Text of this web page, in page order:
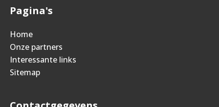
Pagina's
Home
Onze partners
Interessante links
Sitemap